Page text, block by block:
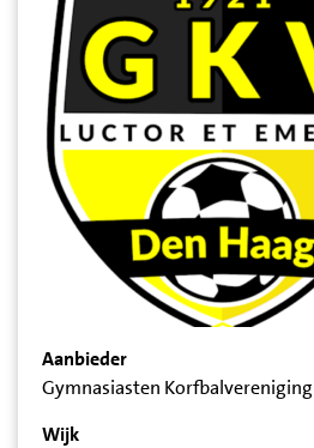
Aanbieder
Gymnasiasten Korfbalvereniging
Wijk